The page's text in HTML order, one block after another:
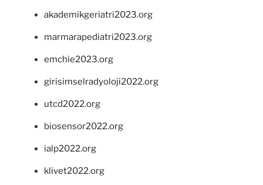
akademikgeriatri2023.org
marmarapediatri2023.org
emchie2023.org
girisimselradyoloji2022.org
utcd2022.org
biosensor2022.org
ialp2022.org
klivet2022.org